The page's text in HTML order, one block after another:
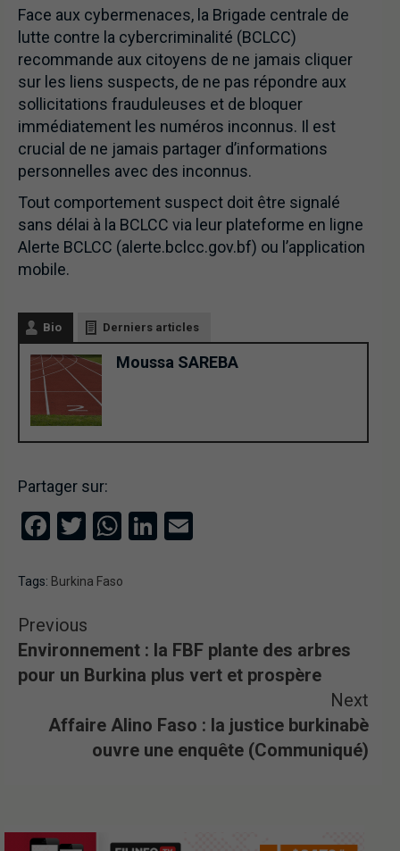
Face aux cybermenaces, la Brigade centrale de
lutte contre la cybercriminalité (BCLCC)
recommande aux citoyens de ne jamais cliquer
sur les liens suspects, de ne pas répondre aux
sollicitations frauduleuses et de bloquer
immédiatement les numéros inconnus. Il est
crucial de ne jamais partager d’informations
personnelles avec des inconnus.
Tout comportement suspect doit être signalé
sans délai à la BCLCC via leur plateforme en ligne
Alerte BCLCC (alerte.bclcc.gov.bf) ou l’application
mobile.
Bio Derniers articles
Moussa SAREBA
Partager sur:
Facebook
TwitterWhatsApp
LinkedIn
Tags: Burkina Faso
Previous
Environnement : la FBF plante des arbres
pour un Burkina plus vert et prospère
Next
Affaire Alino Faso : la justice burkinabè
ouvre une enquête (Communiqué)